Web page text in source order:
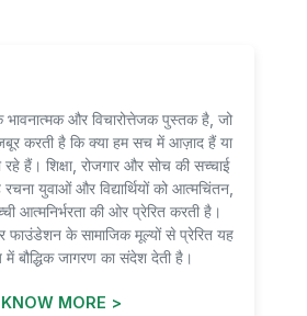
और विचारोत्तेजक पुस्तक है, जो
करती है कि क्या हम सच में आज़ाद हैं या
हैं। शिक्षा, रोजगार और सोच की सच्चाई
युवाओं और विद्यार्थियों को आत्मचिंतन,
आत्मनिर्भरता की ओर प्रेरित करती है।
के सामाजिक मूल्यों से प्रेरित यह
बौद्धिक जागरण का संदेश देती है।
KNOW MORE >